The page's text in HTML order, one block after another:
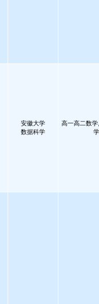
安徽大学
数据科学
高一高二数